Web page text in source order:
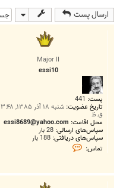
ارسال پست
Major II
essi10
پست: 441
تاریخ عضویت: شنبه ۱۸ آذر ۱۳۸۵, ۳:۴۸
ق.ظ
محل اقامت: essi8689@yahoo.com
سپاس‌های ارسالی: 28 بار
سپاس‌های دریافتی: 188 بار
تماس:
ت
e